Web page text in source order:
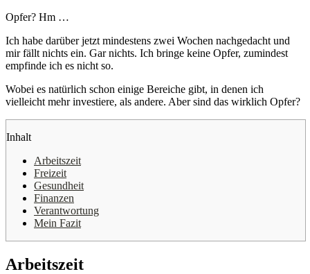
Opfer? Hm …
Ich habe darüber jetzt mindestens zwei Wochen nachgedacht und
mir fällt nichts ein. Gar nichts. Ich bringe keine Opfer, zumindest
empfinde ich es nicht so.
Wobei es natürlich schon einige Bereiche gibt, in denen ich
vielleicht mehr investiere, als andere. Aber sind das wirklich Opfer?
Inhalt
Arbeitszeit
Freizeit
Gesundheit
Finanzen
Verantwortung
Mein Fazit
Arbeitszeit